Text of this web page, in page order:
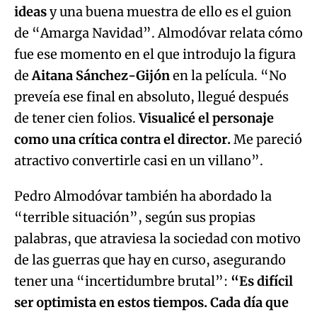
ideasy una buena muestra de ello es el guion
de “Amarga Navidad”. Almodóvar relata cómo
fue ese momento en el que introdujo la figura
deAitana Sánchez-Gijónen la película. “No
preveía ese final en absoluto, llegué después
de tener cien folios.Visualicé el personaje
como una crítica contra el director.Me pareció
atractivo convertirle casi en un villano”.
Pedro Almodóvar también ha abordado la
“terrible situación”, según sus propias
palabras, que atraviesa la sociedad con motivo
de las guerras que hay en curso, asegurando
tener una “incertidumbre brutal”: “Es difícil
ser optimista en estos tiempos. Cada día que